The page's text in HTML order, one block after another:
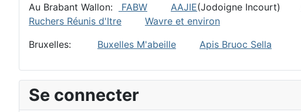
Au Brabant Wallon:
FABW AAJIE(Jodoigne Incourt)
Ruchers Réunis d'Itre
Wavre et environ
Bruxelles: Buxelles M'abeille Apis Bruoc Sella
Se connecter